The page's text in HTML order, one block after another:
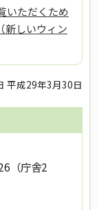
いただくため
新しいウィン
平成29年3月30日
（庁舎2